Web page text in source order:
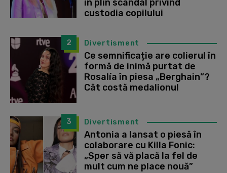
în plin scandal privind
custodia copilului
2 Divertisment
Ce semnificație are colierul în
formă de inimă purtat de
Rosalía în piesa „Berghain”?
Cât costă medalionul
3 Divertisment
Antonia a lansat o piesă în
colaborare cu Killa Fonic:
„Sper să vă placă la fel de
mult cum ne place nouă”